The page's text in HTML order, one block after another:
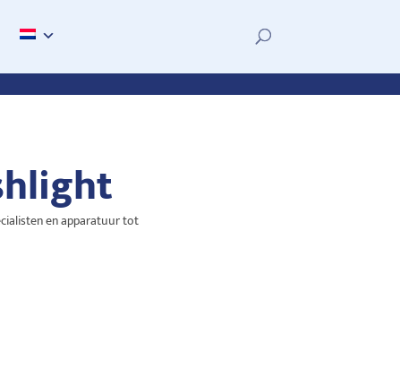
en apparatuur tot